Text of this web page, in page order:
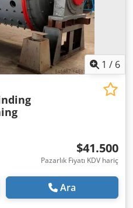
1 / 6
$41.500
Pazarlık Fiyatı KDV hariç
Ara